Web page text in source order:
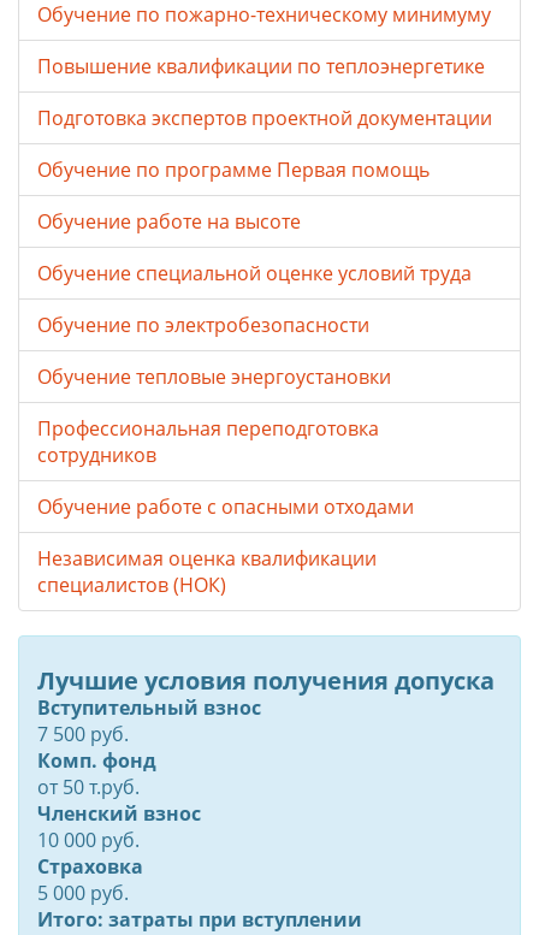
Обучение по пожарно-техническому минимуму
Повышение квалификации по теплоэнергетике
Подготовка экспертов проектной документации
Обучение по программе Первая помощь
Обучение работе на высоте
Обучение специальной оценке условий труда
Обучение по электробезопасности
Обучение тепловые энергоустановки
Профессиональная переподготовка
сотрудников
Обучение работе с опасными отходами
Независимая оценка квалификации
специалистов (НОК)
Лучшие условия получения допуска
Вступительный взнос
7 500 руб.
Комп. фонд
от50т.руб.
Членский взнос
10 000 руб.
Страховка
5 000 руб.
Итого: затраты при вступлении